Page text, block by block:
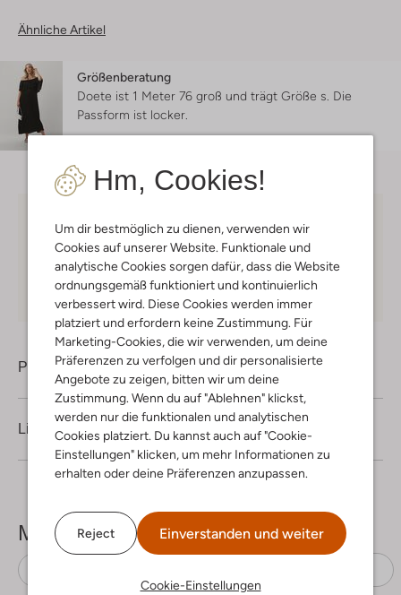
Hm, Cookies!
Um dir bestmöglich zu dienen, verwenden wir
Cookies auf unserer Website. Funktionale und
analytische Cookies sorgen dafür, dass die Website
ordnungsgemäß funktioniert und kontinuierlich
verbessert wird. Diese Cookies werden immer
platziert und erfordern keine Zustimmung. Für
Marketing-Cookies, die wir verwenden, um deine
Präferenzen zu verfolgen und dir personalisierte
Angebote zu zeigen, bitten wir um deine
Zustimmung. Wenn du auf "Ablehnen" klickst,
werden nur die funktionalen und analytischen
Cookies platziert. Du kannst auch auf "Cookie-
Einstellungen" klicken, um mehr Informationen zu
erhalten oder deine Präferenzen anzupassen.
Reject Einverstanden und weiter
Cookie-Einstellungen
Ähnliche Artikel
Größenberatung
Doete ist 1 Meter 76 groß und trägt Größe s. Die
Passform ist locker
Kostenloser Versandab € 75 für Club-Omoda
Mitglieder in Deutschland
Kauf auf Rechnung 30 TagenRückgaberecht
Produktinformation
Lieferung & Rückgabe
Mehr sehen